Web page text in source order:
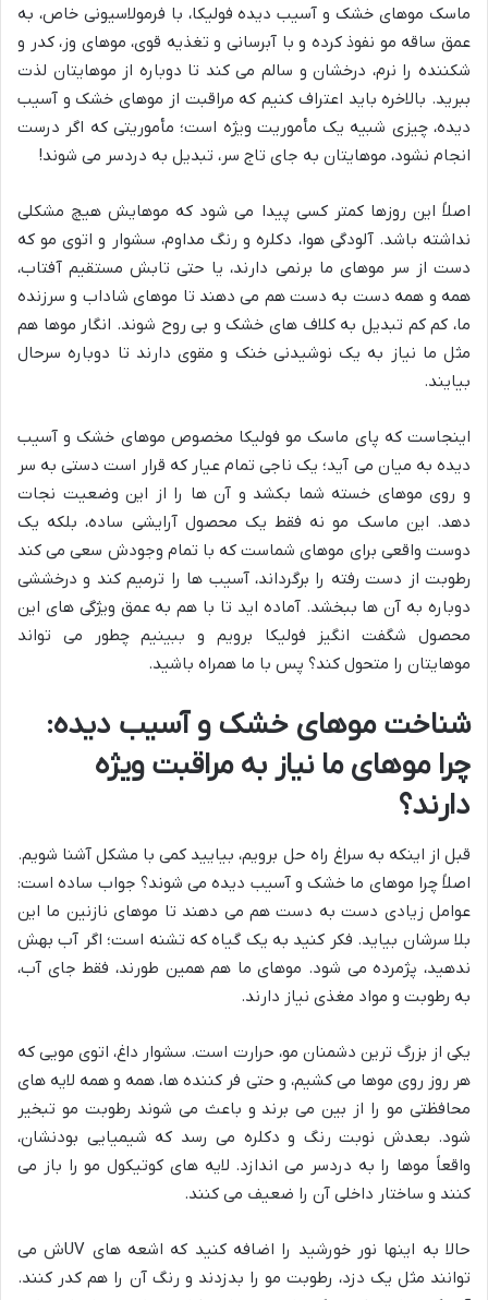
ماسک موهای خشک و آسیب دیده فولیکا، با فرمولاسیونی خاص، به
عمق ساقه مو نفوذ کرده و با آبرسانی و تغذیه قوی، موهای وز، کدر و
شکننده را نرم، درخشان و سالم می کند تا دوباره از موهایتان لذت
ببرید. بالاخره باید اعتراف کنیم که مراقبت از موهای خشک و آسیب
دیده، چیزی شبیه یک مأموریت ویژه است؛ مأموریتی که اگر درست
انجام نشود، موهایتان به جای تاج سر، تبدیل به دردسر می شوند!
اصلاً این روزها کمتر کسی پیدا می شود که موهایش هیچ مشکلی
نداشته باشد. آلودگی هوا، دکلره و رنگ مداوم، سشوار و اتوی مو که
دست از سر موهای ما برنمی دارند، یا حتی تابش مستقیم آفتاب،
همه و همه دست به دست هم می دهند تا موهای شاداب و سرزنده
ما، کم کم تبدیل به کلاف های خشک و بی روح شوند. انگار موها هم
مثل ما نیاز به یک نوشیدنی خنک و مقوی دارند تا دوباره سرحال
بیایند.
اینجاست که پای ماسک مو فولیکا مخصوص موهای خشک و آسیب
دیده به میان می آید؛ یک ناجی تمام عیار که قرار است دستی به سر
و روی موهای خسته شما بکشد و آن ها را از این وضعیت نجات
دهد. این ماسک مو نه فقط یک محصول آرایشی ساده، بلکه یک
دوست واقعی برای موهای شماست که با تمام وجودش سعی می کند
رطوبت از دست رفته را برگرداند، آسیب ها را ترمیم کند و درخششی
دوباره به آن ها ببخشد. آماده اید تا با هم به عمق ویژگی های این
محصول شگفت انگیز فولیکا برویم و ببینیم چطور می تواند
موهایتان را متحول کند؟ پس با ما همراه باشید.
شناخت موهای خشک و آسیب دیده:
چرا موهای ما نیاز به مراقبت ویژه
دارند؟
قبل از اینکه به سراغ راه حل برویم، بیایید کمی با مشکل آشنا شویم.
اصلاً چرا موهای ما خشک و آسیب دیده می شوند؟ جواب ساده است:
عوامل زیادی دست به دست هم می دهند تا موهای نازنین ما این
بلا سرشان بیاید. فکر کنید به یک گیاه که تشنه است؛ اگر آب بهش
ندهید، پژمرده می شود. موهای ما هم همین طورند، فقط جای آب،
به رطوبت و مواد مغذی نیاز دارند.
یکی از بزرگ ترین دشمنان مو، حرارت است. سشوار داغ، اتوی مویی که
هر روز روی موها می کشیم، و حتی فر کننده ها، همه و همه لایه های
محافظتی مو را از بین می برند و باعث می شوند رطوبت مو تبخیر
شود. بعدش نوبت رنگ و دکلره می رسد که شیمیایی بودنشان،
واقعاً موها را به دردسر می اندازد. لایه های کوتیکول مو را باز می
کنند و ساختار داخلی آن را ضعیف می کنند.
حالا به اینها نور خورشید را اضافه کنید که اشعه های UVش می
توانند مثل یک دزد، رطوبت مو را بدزدند و رنگ آن را هم کدر کنند.